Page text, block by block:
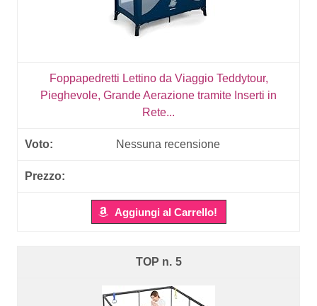
Foppapedretti Lettino da Viaggio Teddytour,
Pieghevole, Grande Aerazione tramite Inserti in
Rete...
Nessuna recensione
Aggiungi al Carrello!
5